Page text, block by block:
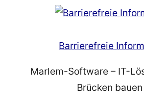
Barrierefreie
Marlem-Software – IT-
Brücken bauen